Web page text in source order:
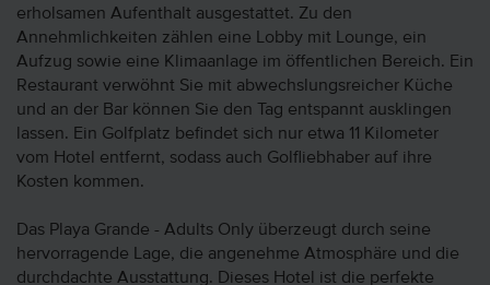
erholsamen Aufenthalt ausgestattet. Zu den
Annehmlichkeiten zählen eine Lobby mit Lounge, ein
Aufzug sowie eine Klimaanlage im öffentlichen Bereich. Ein
Restaurant verwöhnt Sie mit abwechslungsreicher Küche
und an der Bar können Sie den Tag entspannt ausklingen
lassen. Ein Golfplatz befindet sich nur etwa 11 Kilometer
vom Hotel entfernt, sodass auch Golfliebhaber auf ihre
Kosten kommen.
Das Playa Grande - Adults Only überzeugt durch seine
hervorragende Lage, die angenehme Atmosphäre und die
durchdachte Ausstattung. Dieses Hotel ist die perfekte